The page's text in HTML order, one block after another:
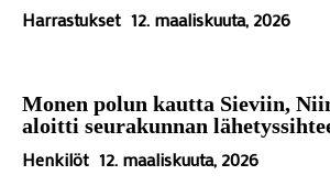
Harrastukset 12. maaliskuuta, 2026
Monen polun kautta Sieviin,
aloitti seurakunnan
Henkilöt 12. maaliskuuta, 2026